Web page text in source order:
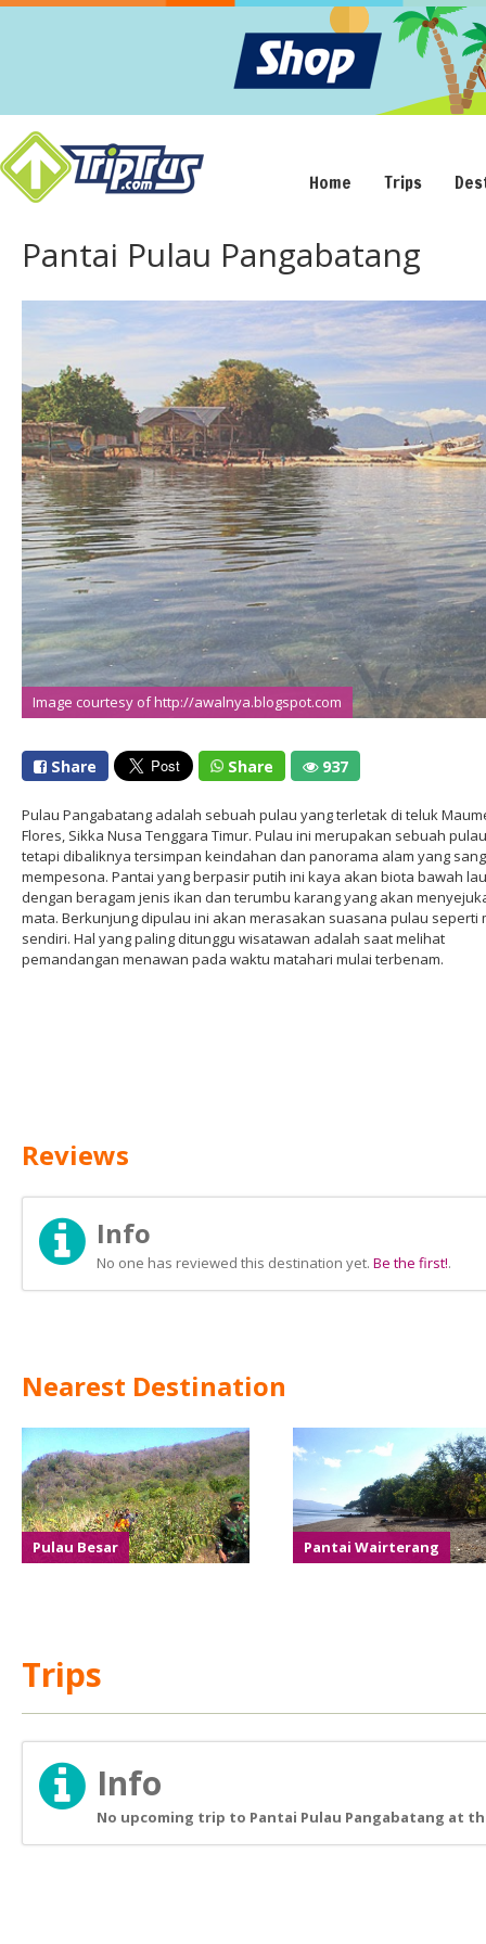
Home Trips
Pantai Pulau Pangabatang
Image courtesy of http://awalnya.blogspot.com
Image courtesy of http://awalnya.blogspot.com
Share Share 937
Pulau Pangabatang adalah sebuah pulau yang terletak di teluk
Flores, Sikka Nusa Tenggara Timur. Pulau ini merupakan sebuah
tetapi dibaliknya tersimpan keindahan dan panorama alam yang
mempesona. Pantai yang berpasir putih ini kaya akan biota bawah
dengan beragam jenis ikan dan terumbu karang yang akan
mata. Berkunjung dipulau ini akan merasakan suasana pulau seperti
sendiri. Hal yang paling ditunggu wisatawan adalah saat melihat
pemandangan menawan pada waktu matahari mulai terbenam.
Reviews
Info
No one has reviewed this destination yet. Be the first!.
Nearest Destination
Pulau Besar Pantai Wairterang
Trips
Info
No upcoming trip to Pantai Pulau Pangabatang at